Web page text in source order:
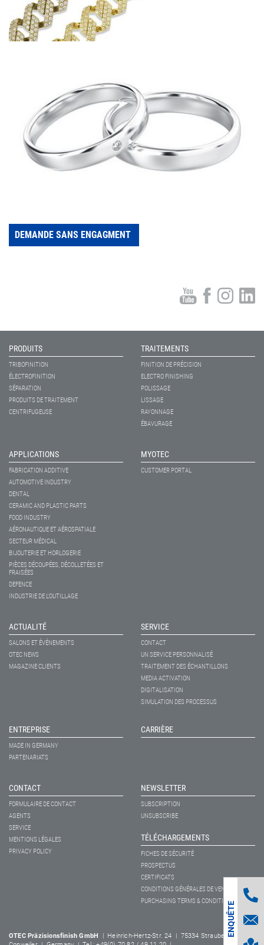
DEMANDE SANS ENGAGMENT
ENQUÊTE
PRODUITS
TRIBOFINITION
ÉLECTROFINITION
SÉPARATION
PRODUITS DE TRAITEMENT
CENTRIFUGEUSE
TRAITEMENTS
FINITION DE PRÉCISION
ELECTRO FINISHING
POLISSAGE
LISSAGE
RAYONNAGE
ÉBAVURAGE
APPLICATIONS
FABRICATION ADDITIVE
AUTOMOTIVE INDUSTRY
DENTAL
CERAMIC AND PLASTIC PARTS
FOOD INDUSTRY
AÉRONAUTIQUE ET AÉROSPATIALE
SECTEUR MÉDICAL
BIJOUTERIE ET HORLOGERIE
PIÈCES DÉCOUPÉES, DÉCOLLETÉES ET
FRAISÉES
DEFENCE
INDUSTRIE DE L'OUTILLAGE
MYOTEC
CUSTOMER PORTAL
ACTUALITÉ
SALONS ET ÉVÉNEMENTS
OTEC NEWS
MAGAZINE CLIENTS
SERVICE
CONTACT
UN SERVICE PERSONNALISÉ
TRAITEMENT DES ÉCHANTILLONS
MEDIA ACTIVATION
DIGITALISATION
SIMULATION DES PROCESSUS
ENTREPRISE
MADE IN GERMANY
PARTENARIATS
CARRIÈRE
CONTACT
FORMULAIRE DE CONTACT
AGENTS
SERVICE
MENTIONS LÉGALES
PRIVACY POLICY
NEWSLETTER
SUBSCRIPTION
UNSUBSCRIBE
TÉLÉCHARGEMENTS
FICHES DE SÉCURITÉ
PROSPECTUS
CERTIFICATS
CONDITIONS GÉNÉRALES DE VENTE
PURCHASING TERMS & CONDITIONS
OTEC Präzisionsfinish GmbH | Heinrich-Hertz-Str. 24 | 75334 Straubenhardt-